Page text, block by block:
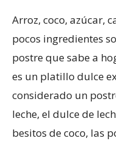
Arroz, coco, azúcar,
pocos ingredientes
postre que sabe a
es un platillo dulce
considerado un
leche, el dulce de
besitos de coco, las